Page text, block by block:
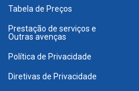
Tabela de Preços
Prestação de serviços e
Outras avenças
Política de Privacidade
Diretivas de Privacidade